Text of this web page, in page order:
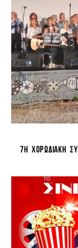
7Η ΧΟΡΩΔΙΑΚΉ